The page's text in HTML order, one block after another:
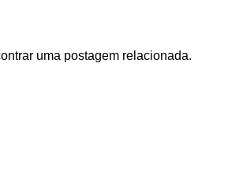
uma postagem relacionada.